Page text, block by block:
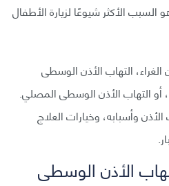
السبب الأكثر شيوعًا لزيارة الأطفال
الغراء، التهاب الأذن الوسطى
أو التهاب الأذن الوسطى المصلي.
وأسبابه، وخيارات العلاج
الأذن الوسطى